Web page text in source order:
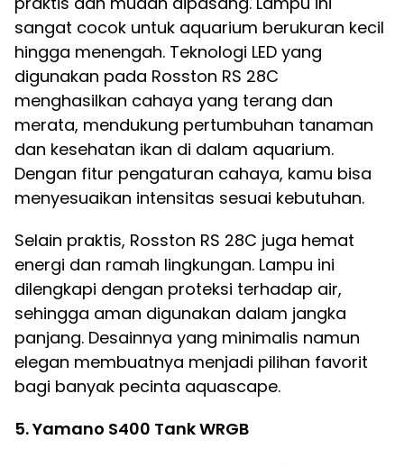
sangat cocok untuk aquarium berukuran kecil
hingga menengah. Teknologi LED yang
digunakan pada Rosston RS 28C
menghasilkan cahaya yang terang dan
merata, mendukung pertumbuhan tanaman
dan kesehatan ikan di dalam aquarium.
Dengan fitur pengaturan cahaya, kamu bisa
menyesuaikan intensitas sesuai kebutuhan.
Selain praktis, Rosston RS 28C juga hemat
energi dan ramah lingkungan. Lampu ini
dilengkapi dengan proteksi terhadap air,
sehingga aman digunakan dalam jangka
panjang. Desainnya yang minimalis namun
elegan membuatnya menjadi pilihan favorit
bagi banyak pecinta aquascape.
5. Yamano S400 Tank WRGB